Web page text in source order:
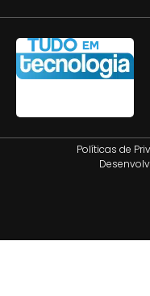
Políticas de